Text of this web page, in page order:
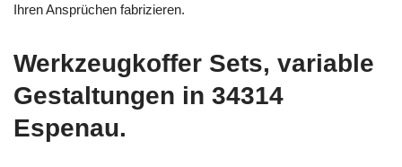
Ihren Ansprüchen fabrizieren.
Werkzeugkoffer Sets, variable
Gestaltungen in 34314
Espenau.